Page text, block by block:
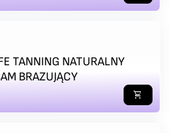
TANNING NATURALNY
BRAZUJĄCY
shopping_cart